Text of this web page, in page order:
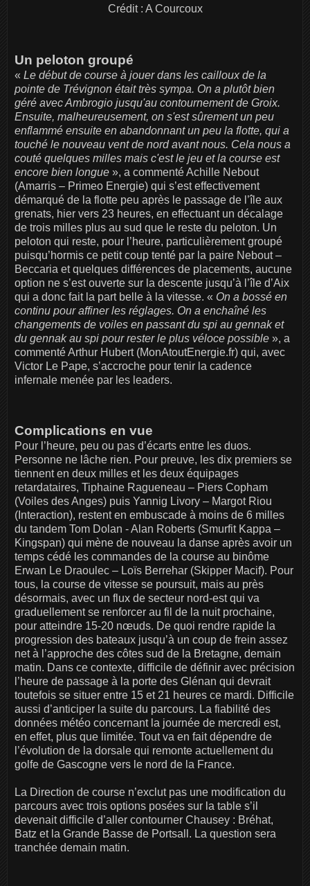
Crédit : A Courcoux
Un peloton groupé
« Le début de course à jouer dans les cailloux de la
pointe de Trévignon était très sympa. On a plutôt bien
géré avec Ambrogio jusqu'au contournement de Groix.
Ensuite, malheureusement, on s'est sûrement un peu
enflammé ensuite en abandonnant un peu la flotte, qui a
touché le nouveau vent de nord avant nous. Cela nous a
couté quelques milles mais c'est le jeu et la course est
encore bien longue », a commenté Achille Nebout
(Amarris – Primeo Energie) qui s’est effectivement
démarqué de la flotte peu après le passage de l’île aux
grenats, hier vers 23 heures, en effectuant un décalage
de trois milles plus au sud que le reste du peloton. Un
peloton qui reste, pour l’heure, particulièrement groupé
puisqu’hormis ce petit coup tenté par la paire Nebout –
Beccaria et quelques différences de placements, aucune
option ne s’est ouverte sur la descente jusqu’à l’île d’Aix
qui a donc fait la part belle à la vitesse. « On a bossé en
continu pour affiner les réglages. On a enchaîné les
changements de voiles en passant du spi au gennak et
du gennak au spi pour rester le plus véloce possible », a
commenté Arthur Hubert (MonAtoutEnergie.fr) qui, avec
Victor Le Pape, s’accroche pour tenir la cadence
infernale menée par les leaders.
Complications en vue
Pour l’heure, peu ou pas d’écarts entre les duos.
Personne ne lâche rien. Pour preuve, les dix premiers se
tiennent en deux milles et les deux équipages
retardataires, Tiphaine Ragueneau – Piers Copham
(Voiles des Anges) puis Yannig Livory – Margot Riou
(Interaction), restent en embuscade à moins de 6 milles
du tandem Tom Dolan - Alan Roberts (Smurfit Kappa –
Kingspan) qui mène de nouveau la danse après avoir un
temps cédé les commandes de la course au binôme
Erwan Le Draoulec – Loïs Berrehar (Skipper Macif). Pour
tous, la course de vitesse se poursuit, mais au près
désormais, avec un flux de secteur nord-est qui va
graduellement se renforcer au fil de la nuit prochaine,
pour atteindre 15-20 nœuds. De quoi rendre rapide la
progression des bateaux jusqu’à un coup de frein assez
net à l’approche des côtes sud de la Bretagne, demain
matin. Dans ce contexte, difficile de définir avec précision
l’heure de passage à la porte des Glénan qui devrait
toutefois se situer entre 15 et 21 heures ce mardi. Difficile
aussi d’anticiper la suite du parcours. La fiabilité des
données météo concernant la journée de mercredi est,
en effet, plus que limitée. Tout va en fait dépendre de
l’évolution de la dorsale qui remonte actuellement du
golfe de Gascogne vers le nord de la France.
La Direction de course n’exclut pas une modification du
parcours avec trois options posées sur la table s’il
devenait difficile d’aller contourner Chausey : Bréhat,
Batz et la Grande Basse de Portsall. La question sera
tranchée demain matin.